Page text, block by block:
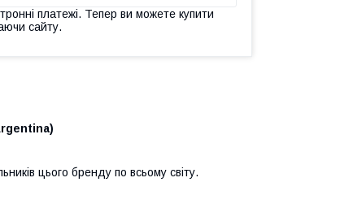
платежі. Тепер ви можете купити
сайту.
цього бренду по всьому світу.